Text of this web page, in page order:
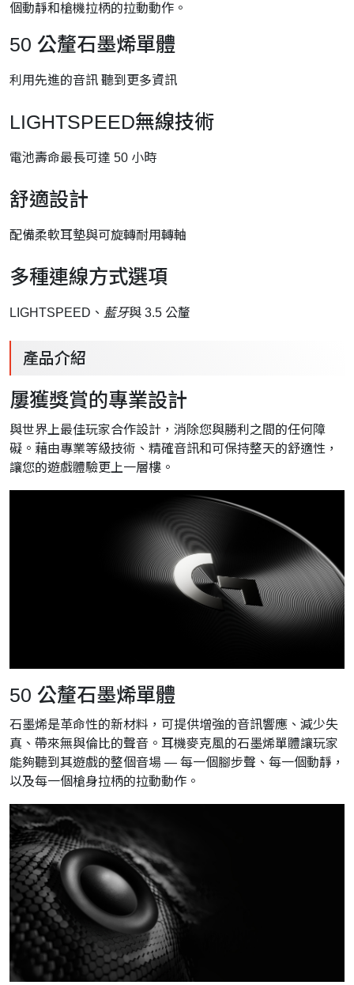
個動靜和槍機拉柄的拉動動作。
50 公釐石墨烯單體
利用先進的音訊 聽到更多資訊
LIGHTSPEED無線技術
電池壽命最長可達 50 小時
舒適設計
配備柔軟耳墊與可旋轉耐用轉軸
多種連線方式選項
LIGHTSPEED、 藍牙與 3.5 公釐
產品介紹
屢獲獎賞的專業設計
與世界上最佳玩家合作設計，消除您與勝利之間的任何障
礙。藉由專業等級技術、精確音訊和可保持整天的舒適性，
讓您的遊戲體驗更上一層樓。
50 公釐石墨烯單體
石墨烯是革命性的新材料，可提供增強的音訊響應、減少失
真、帶來無與倫比的聲音。耳機麥克風的石墨烯單體讓玩家
能夠聽到其遊戲的整個音場 — 每一個腳步聲、每一個動靜，
以及每一個槍身拉柄的拉動動作。